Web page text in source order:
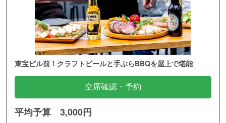
東宝ビル前！クラフトビールと手ぶらBBQを屋上で堪能
空席確認・予約
平均予算 3,000円